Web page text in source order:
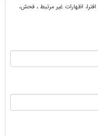
اظهارات غير مرتبط ، فحش،